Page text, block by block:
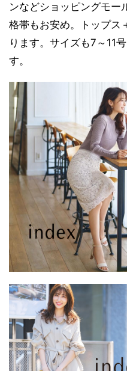
ンなどショッピングモー
格帯もお安め。トップス
ります。サイズも7～11
す。